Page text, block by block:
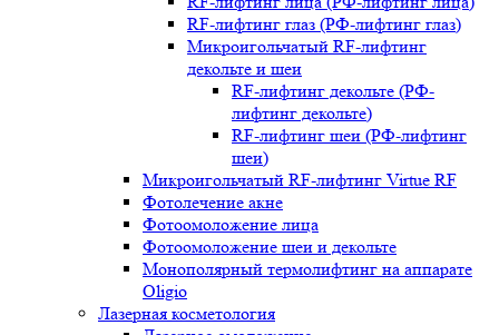
RF-лифтинг глаз (РФ-лифтинг глаз)
Микроигольчатый RF-лифтинг
декольте и шеи
RF-лифтинг декольте (РФ-
лифтинг декольте)
RF-лифтинг шеи (РФ-лифтинг
шеи)
Микроигольчатый RF-лифтинг Virtue RF
Фотолечение акне
Фотоомоложение лица
Фотоомоложение шеи и декольте
Монополярный термолифтинг на аппарате
Oligio
Лазерная косметология